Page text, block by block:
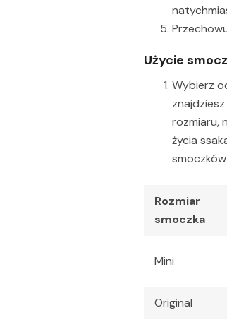
Użycie
Wybierz
rozmiaru,
życia
Rozmiar
smoczka
Mini
Original